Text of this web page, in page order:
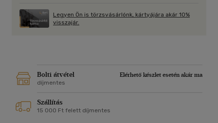
Legyen Ön is törzsvásárlónk, kártyájára akár 10%
visszajár.
Bolti átvétel
Elérhető készlet esetén akár ma
díjmentes
Szállítás
15 000 Ft felett díjmentes